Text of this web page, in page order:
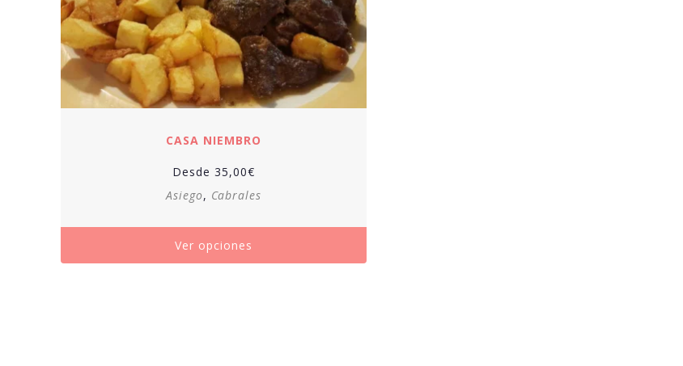
CASA NIEMBRO
Desde 35,00€
Asiego, Cabrales
Ver opciones